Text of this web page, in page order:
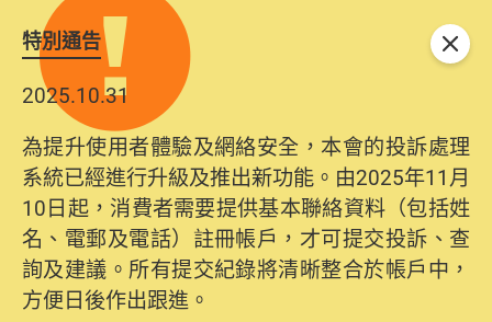
特別通告
2025.10.31
為提升使用者體驗及網絡安全，本會的投訴處理
系統已經進行升級及推出新功能。由2025年11月
10日起，消費者需要提供基本聯絡資料（包括姓
名、電郵及電話）註冊帳戶，才可提交投訴、查
詢及建議。所有提交紀錄將清晰整合於帳戶中，
方便日後作出跟進。
關閉